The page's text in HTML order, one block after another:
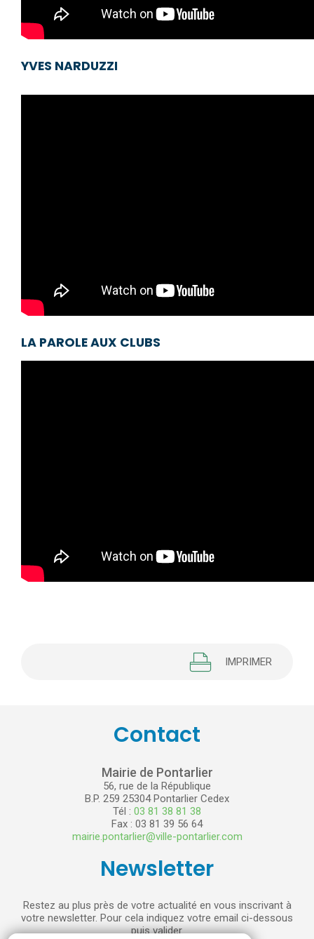
YVES NARDUZZI
LA PAROLE AUX CLUBS
IMPRIMER
Contact
Mairie de Pontarlier
56, rue de la République
B.P. 259 25304 Pontarlier Cedex
Tél : 03 81 38 81 38
Fax : 03 81 39 56 64
mairie.pontarlier@ville-pontarlier.com
Newsletter
Restez au plus près de votre actualité en vous inscrivant à
votre newsletter. Pour cela indiquez votre email ci-dessous
puis valider.